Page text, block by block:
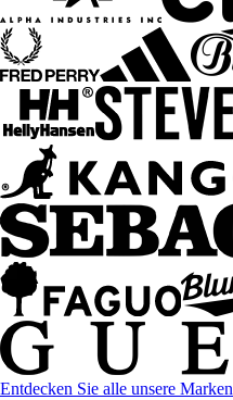
Entdecken Sie alle unsere Marken